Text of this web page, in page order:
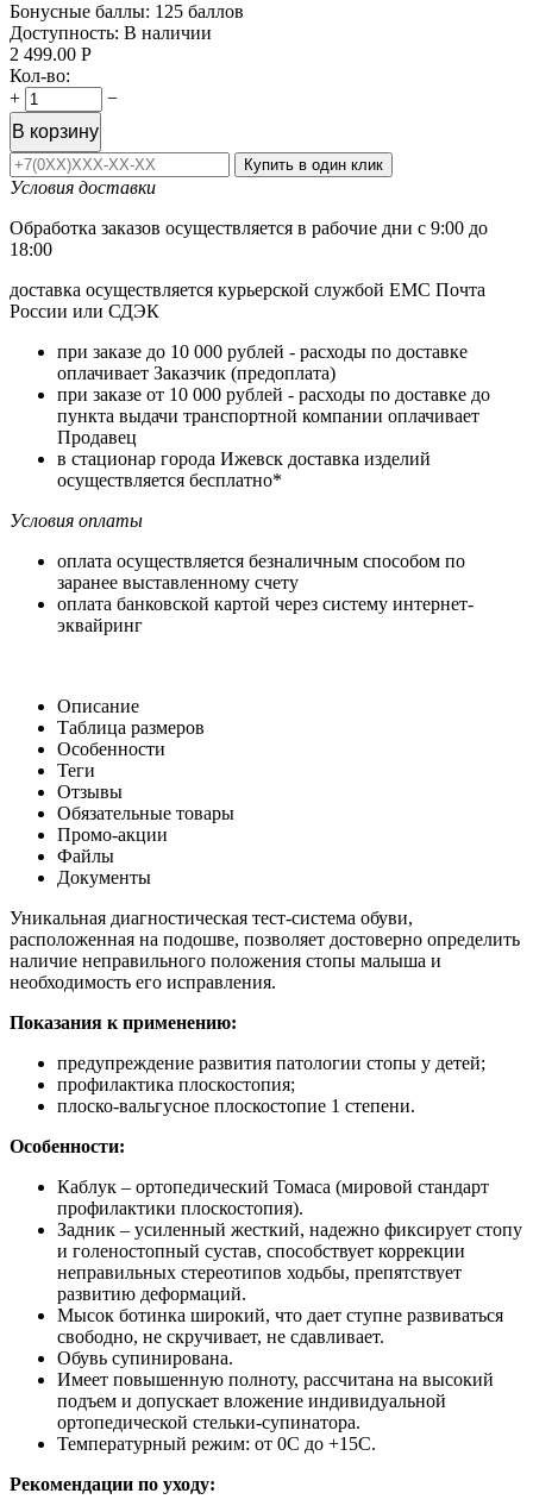
Бонусные баллы: 125 баллов
Доступность: В наличии
2 499.00 Р
Кол-во:
+
−
В корзину
Купить в один клик
Условия доставки
Обработка заказов осуществляется в рабочие дни с 9:00 до
18:00
доставка осуществляется курьерской службой ЕМС Почта
России или СДЭК
при заказе до 10 000 рублей - расходы по доставке
оплачивает Заказчик (предоплата)
при заказе от 10 000 рублей - расходы по доставке до
пункта выдачи транспортной компании оплачивает
Продавец
в стационар города Ижевск доставка изделий
осуществляется бесплатно*
Условия оплаты
оплата осуществляется безналичным способом по
заранее выставленному счету
оплата банковской картой через систему интернет-
эквайринг
Описание
Таблица размеров
Особенности
Теги
Отзывы
Обязательные товары
Промо-акции
Файлы
Документы
Уникальная диагностическая тест-система обуви,
расположенная на подошве, позволяет достоверно определить
наличие неправильного положения стопы малыша и
необходимость его исправления.
Показания к применению:
предупреждение развития патологии стопы у детей;
профилактика плоскостопия;
плоско-вальгусное плоскостопие 1 степени.
Особенности:
Каблук – ортопедический Томаса (мировой стандарт
профилактики плоскостопия).
Задник – усиленный жесткий, надежно фиксирует стопу
и голеностопный сустав, способствует коррекции
неправильных стереотипов ходьбы, препятствует
развитию деформаций.
Мысок ботинка широкий, что дает ступне развиваться
свободно, не скручивает, не сдавливает.
Обувь супинирована.
Имеет повышенную полноту, рассчитана на высокий
подъем и допускает вложение индивидуальной
ортопедической стельки-супинатора.
Температурный режим: от 0С до +15С.
Рекомендации по уходу: